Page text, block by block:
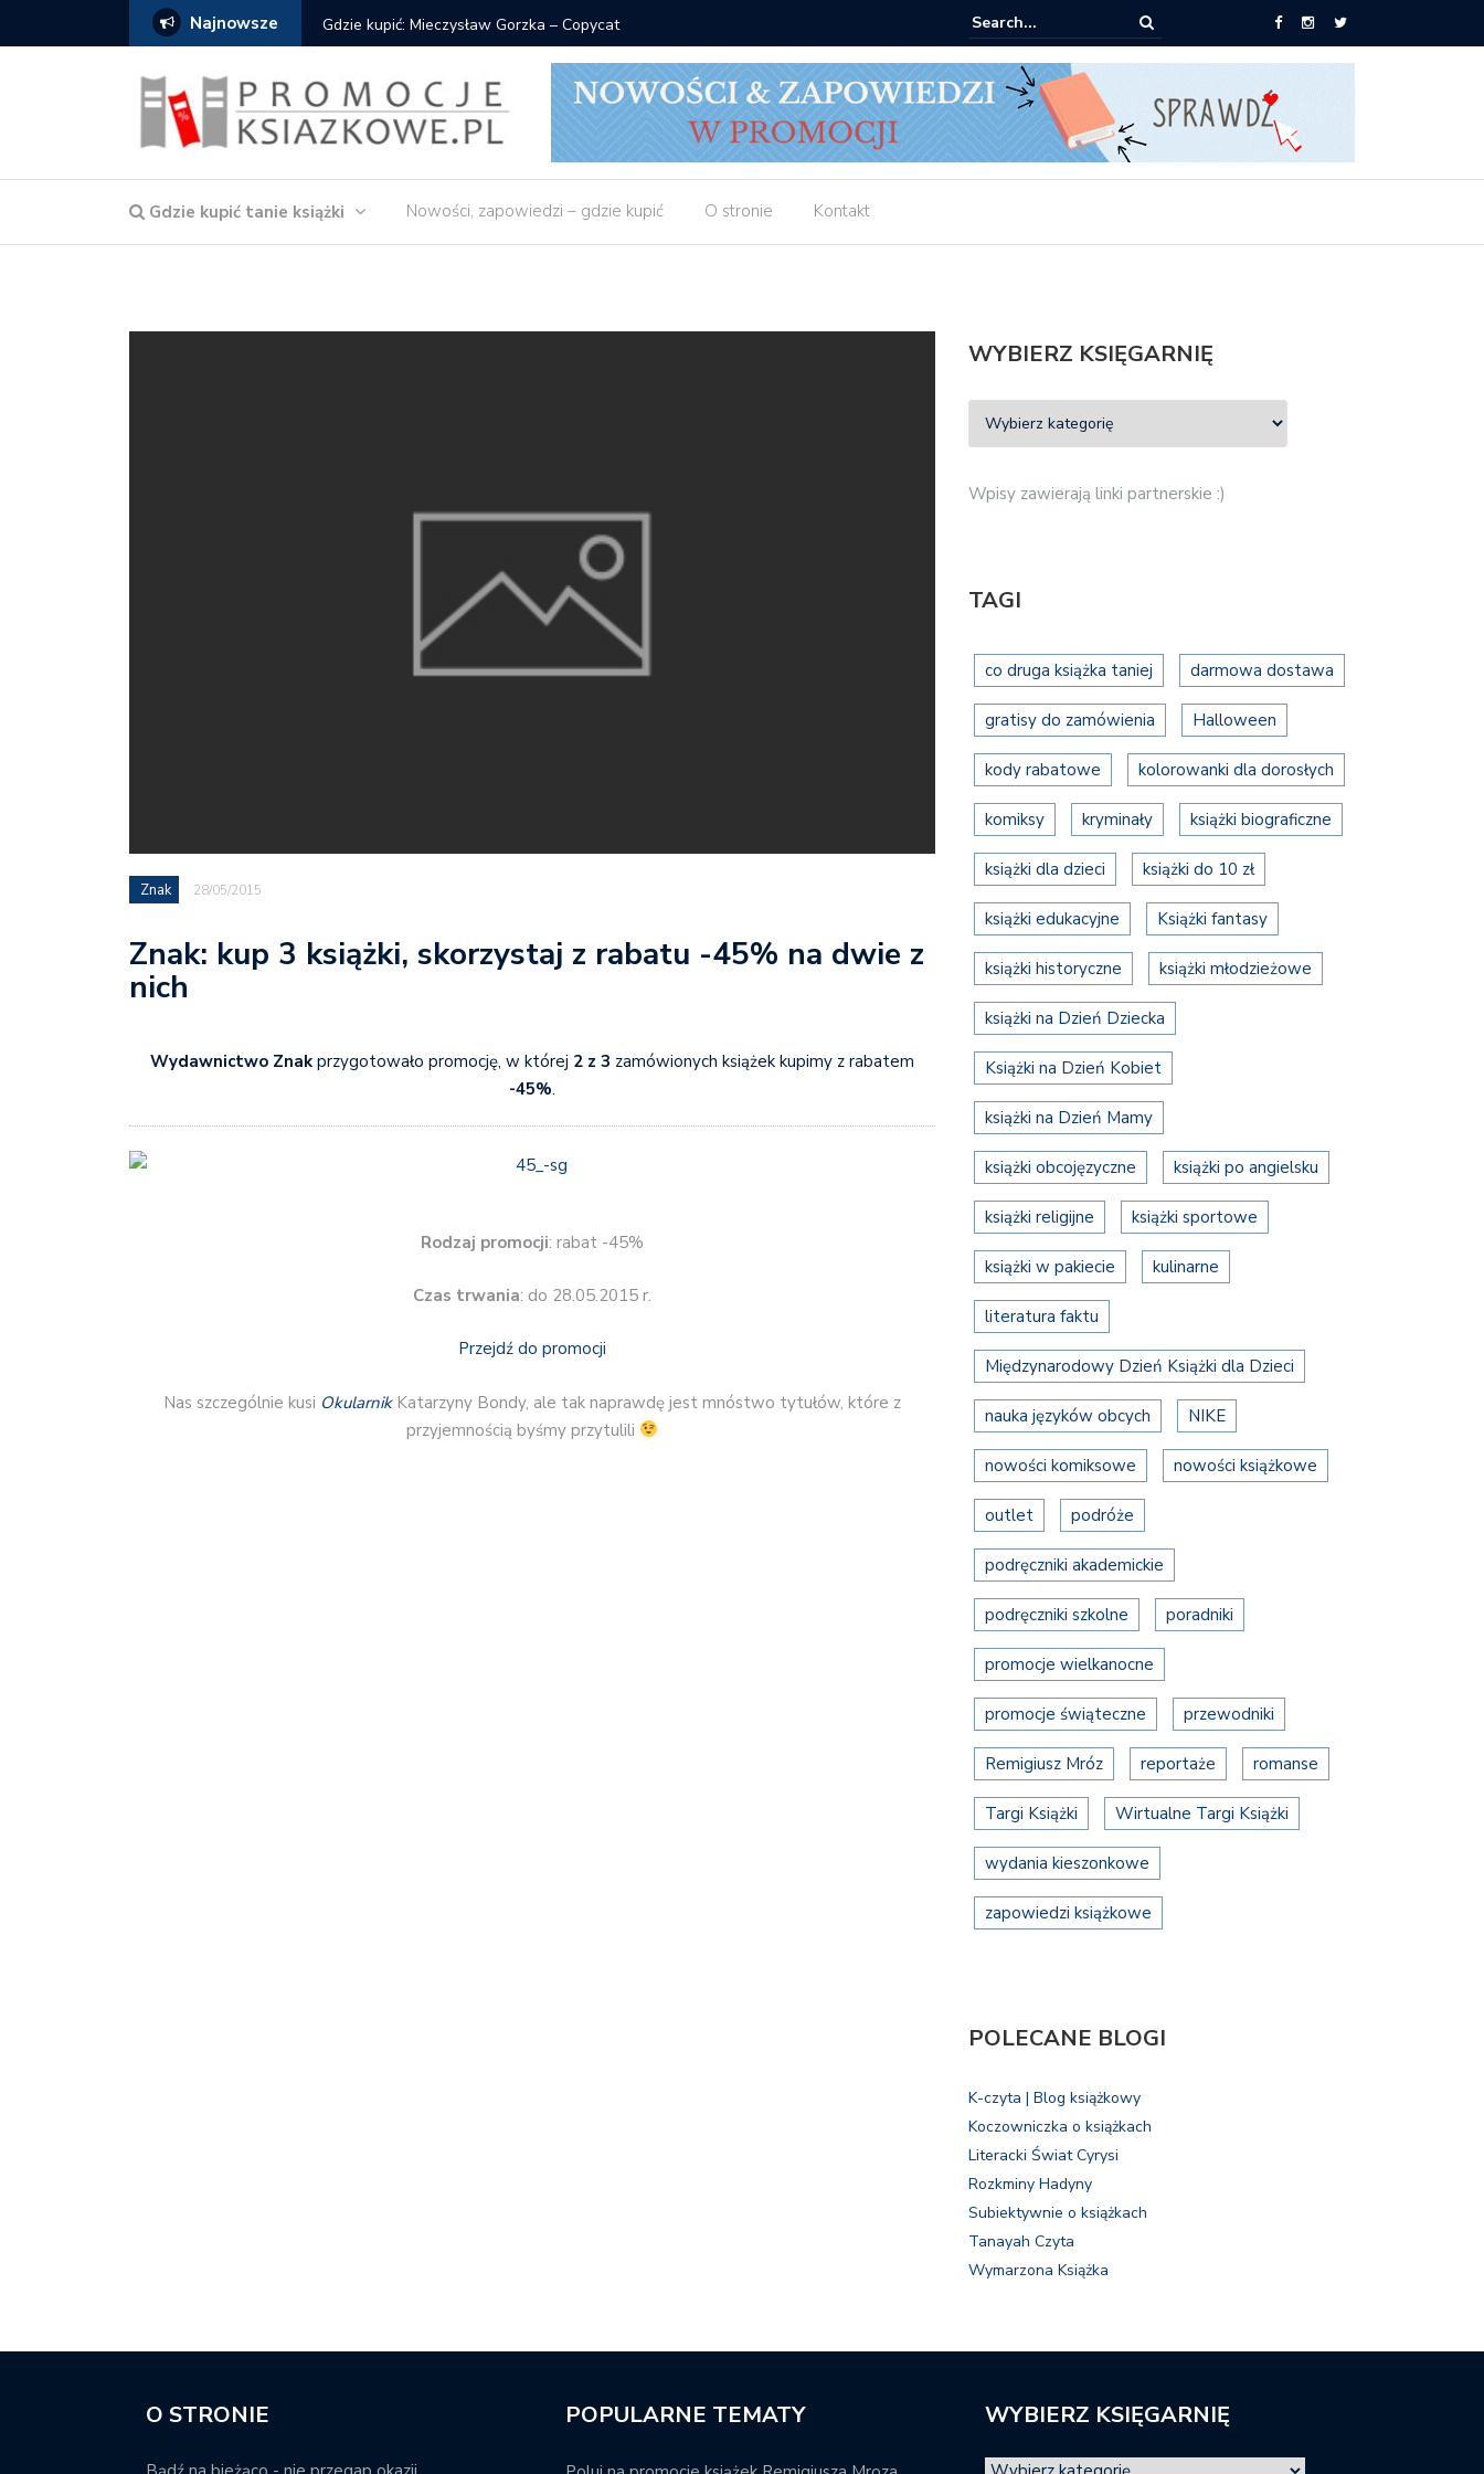
Najnowsze Gdzie kupić: Mieczysław Gorzka – Copycat Znak: książki od 2,90 zł do zamówienia
Gdzie kupić tanie książki Nowości, zapowiedzi – gdzie kupić O stronie Kontakt
Znak 28/05/2015
Znak: kup 3 książki, skorzystaj z rabatu -45% na dwie z
nich
Wydawnictwo Znak przygotowało promocję, w której 2 z 3 zamówionych książek kupimy z rabatem
-45%.
Rodzaj promocji: rabat -45%
Czas trwania: do 28.05.2015 r.
Przejdź do promocji
Nas szczególnie kusi OkularnikKatarzyny Bondy, ale tak naprawdę jest mnóstwo tytułów, które z
przyjemnością byśmy przytulili
WYBIERZ KSIĘGARNIĘ
Wpisy zawierają linki partnerskie :)
TAGI
co druga książka taniej darmowa dostawa
gratisy do zamówienia Halloween
kody rabatowe kolorowanki dla dorosłych
komiksy kryminały książki biograficzne
książki dla dzieci książki do 10 zł
książki edukacyjne Książki fantasy
książki historyczne książki młodzieżowe
książki na Dzień Dziecka
Książki na Dzień Kobiet
książki na Dzień Mamy
książki obcojęzyczne książki po angielsku
książki religijne książki sportowe
książki w pakiecie kulinarne
literatura faktu
Międzynarodowy Dzień Książki dla Dzieci
nauka języków obcych NIKE
nowości komiksowe nowości książkowe
outlet podróże
podręczniki akademickie
podręczniki szkolne poradniki
promocje wielkanocne
promocje świąteczne przewodniki
Remigiusz Mróz reportaże romanse
Targi Książki Wirtualne Targi Książki
wydania kieszonkowe
zapowiedzi książkowe
POLECANE BLOGI
K-czyta | Blog książkowy
Koczowniczka o książkach
Literacki Świat Cyrysi
Rozkminy Hadyny
Subiektywnie o książkach
Tanayah Czyta
Wymarzona Książka
O STRONIE POPULARNE TEMATY WYBIERZ KSIĘGARNIĘ